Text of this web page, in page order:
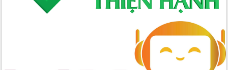
Đắk Lắk nâng cao hiệu quả công tác